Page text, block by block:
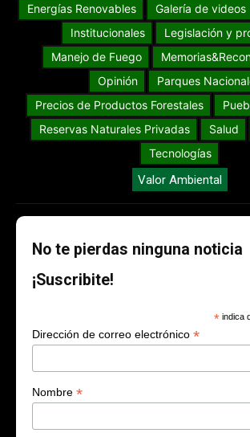
Energías Renovables
Galería de videos
Institucionales
Legislación y
Manejo de Fuego
Opinión
Parques
Precios de Productos Forestales
Reservas Naturales Privadas
Salud
Tecnologías
Valor Ambiental
No te pierdas ninguna noticia
¡Suscribite!
* indica
Dirección de correo electrónico *
Nombre *